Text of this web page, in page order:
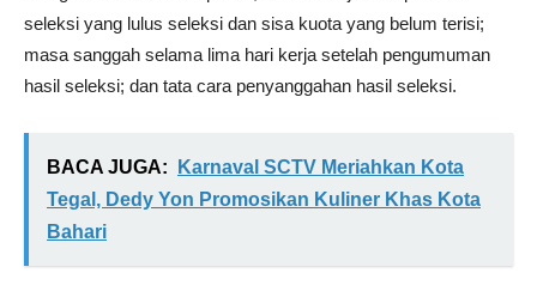
seleksi yang lulus seleksi dan sisa kuota yang belum terisi;
masa sanggah selama lima hari kerja setelah pengumuman
hasil seleksi; dan tata cara penyanggahan hasil seleksi.
BACA JUGA:
Karnaval SCTV Meriahkan Kota
Tegal, Dedy Yon Promosikan Kuliner Khas Kota
Bahari